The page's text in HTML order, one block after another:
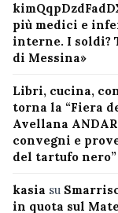
più medici e
interne. I soldi?
di Messina»
Libri, cucina,
torna la “Fiera
Avellana
convegni e
del tartufo
kasia su
in quota sul